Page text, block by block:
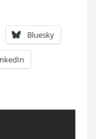
Bluesky